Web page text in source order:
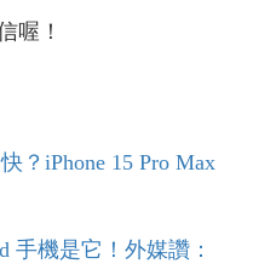
喔！
？iPhone 15 Pro Max
手機是它！外媒讚：